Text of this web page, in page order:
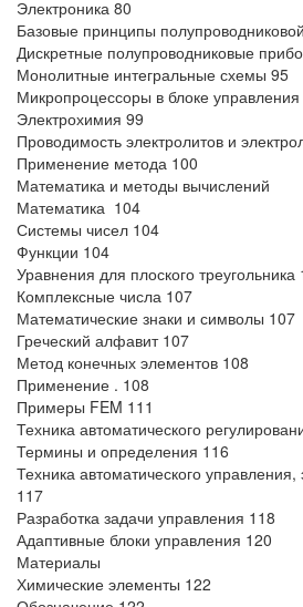
Электроника 80
Базовые принципы
Дискретные полупроводниковые
Монолитные интегральные схемы 95
Микропроцессоры в блоке управления
Электрохимия 99
Проводимость электролитов и
Применение метода 100
Математика и методы вычислений
Математика 104
Системы чисел 104
Функции 104
Уравнения для плоского треугольника
Комплексные числа 107
Математические знаки и символы 107
Греческий алфавит 107
Метод конечных элементов 108
Применение . 108
Примеры FEM 111
Техника автоматического
Термины и определения 116
Техника автоматического
117
Разработка задачи управления 118
Адаптивные блоки управления 120
Материалы
Химические элементы 122